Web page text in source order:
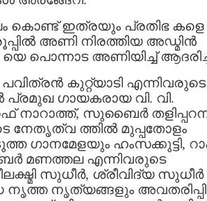
കൊണ്ട് ഇത്രയും പ്രതിഭ കളെ
അണി നിരത്തിയ അഡ്മിന്‍
യെ പൊന്നാട അണിയിച്ച്
കുറ്റ്യാടി എന്നിവരുടെ
പ്രമുഖ ഗായകരായ വി. വി.
നാറാത്ത്, സുബൈര്‍
നേതൃത്വ ത്തില്‍ മുപ്പതോളം
ഗാനമേളയും ഹംസക്കുട്ടി,
മണത്തല എന്നിവരുടെ
സുധീര്‍, ശ്രീവിദ്യ സുധീര്‍
നൃത്ത നൃത്യങ്ങളും